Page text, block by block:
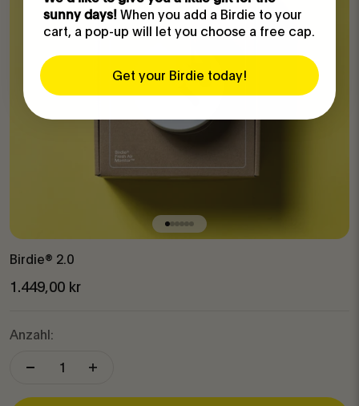
Gehe zu Element 1
Gehe zu Element 2
Gehe zu Element 3
Gehe zu Element 4
Gehe zu Element 5
Gehe zu Element 6
Birdie® 2.0
Angebot
1.449,00 kr
Anzahl:
sunny days! When you add a Birdie to your
cart, a pop-up will let you choose a free cap.
Get your Birdie today!